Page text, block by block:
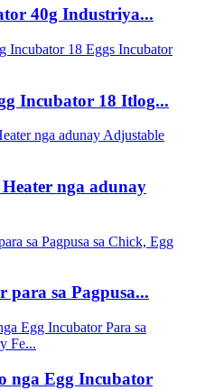
40g Industriya...
Incubator 18 Itlog...
nga adunay
para sa Pagpusa...
nga Egg Incubator